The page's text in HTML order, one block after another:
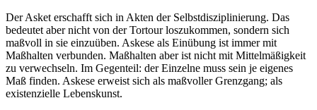
Der Asket erschafft sich in Akten der Selbstdisziplinierung. Das
bedeutet aber nicht von der Tortour loszukommen, sondern sich
maßvoll in sie einzuüben. Askese als Einübung ist immer mit
Maßhalten verbunden. Maßhalten aber ist nicht mit Mittelmäßigkeit
zu verwechseln. Im Gegenteil: der Einzelne muss sein je eigenes
Maß finden. Askese erweist sich als maßvoller Grenzgang; als
existenzielle Lebenskunst.